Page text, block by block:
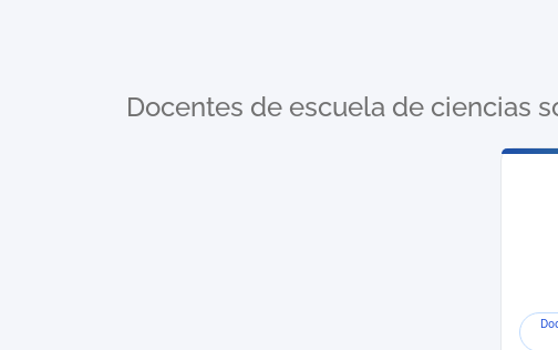
Docentes de escuela de ciencias